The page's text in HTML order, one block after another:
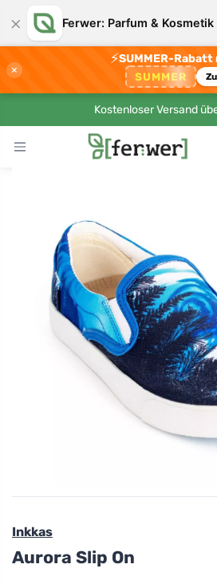
× Ferwer: Parfum & Kosmetik
×
⚡SUMMER-
SUMMER
Kostenloser Versand
Inkkas
Aurora Slip On